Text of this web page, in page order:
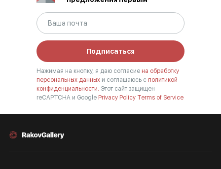
Подписаться
Нажимая на кнопку, я даю согласие на обработку
персональных данных и соглашаюсь с политикой
конфиденциальности. Этот сайт защищен
reCAPTCHA и Google Privacy Policy Terms of Service